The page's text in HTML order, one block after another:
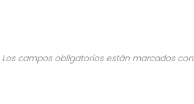
Los campos obligatorios están marcados con